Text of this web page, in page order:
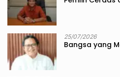
25/07/2026
Bangsa yang